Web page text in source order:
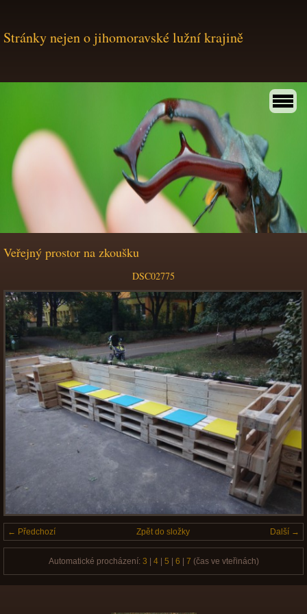
Stránky nejen o jihomoravské lužní krajině
Veřejný prostor na zkoušku
DSC02775
← Předchozí Další →
Zpět do složky
Automatické procházení: 3 4| 5 6 7 (čas ve vteřinách)